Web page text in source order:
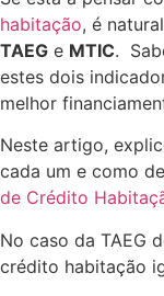
habitação, é
TAEG e MTIC.
estes dois
melhor
Neste artigo,
cada um e como
de Crédito
No caso da TAEG
crédito habitação